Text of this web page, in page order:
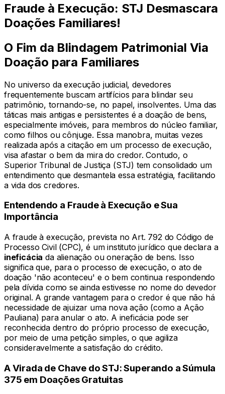
Fraude à Execução: STJ Desmascara
Doações Familiares!
O Fim da Blindagem Patrimonial Via
Doação para Familiares
No universo da execução judicial, devedores
frequentemente buscam artifícios para blindar seu
patrimônio, tornando-se, no papel, insolventes. Uma das
táticas mais antigas e persistentes é a doação de bens,
especialmente imóveis, para membros do núcleo familiar,
como filhos ou cônjuge. Essa manobra, muitas vezes
realizada após a citação em um processo de execução,
visa afastar o bem da mira do credor. Contudo, o
Superior Tribunal de Justiça (STJ) tem consolidado um
entendimento que desmantela essa estratégia, facilitando
a vida dos credores.
Entendendo a Fraude à Execução e Sua
Importância
A fraude à execução, prevista no Art. 792 do Código de
Processo Civil (CPC), é um instituto jurídico que declara a
ineficácia da alienação ou oneração de bens. Isso
significa que, para o processo de execução, o ato de
doação 'não aconteceu' e o bem continua respondendo
pela dívida como se ainda estivesse no nome do devedor
original. A grande vantagem para o credor é que não há
necessidade de ajuizar uma nova ação (como a Ação
Pauliana) para anular o ato. A ineficácia pode ser
reconhecida dentro do próprio processo de execução,
por meio de uma petição simples, o que agiliza
consideravelmente a satisfação do crédito.
A Virada de Chave do STJ: Superando a Súmula
375 em Doações Gratuitas